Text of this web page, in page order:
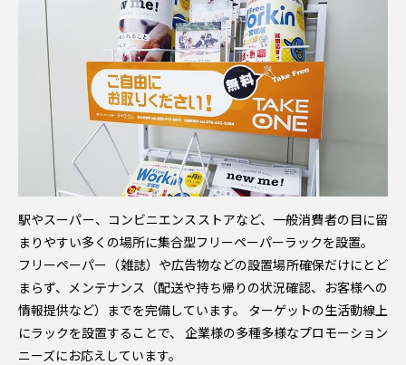
駅やスーパー、コンビニエンスストアなど、一般消費者の目に留
まりやすい多くの場所に集合型フリーペーパーラックを設置。
フリーペーパー（雑誌）や広告物などの設置場所確保だけにとど
まらず、メンテナンス（配送や持ち帰りの状況確認、お客様への
情報提供など）までを完備しています。 ターゲットの生活動線上
にラックを設置することで、 企業様の多種多様なプロモーション
ニーズにお応えしています。